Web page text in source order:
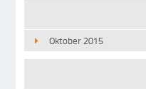
Oktober 2015